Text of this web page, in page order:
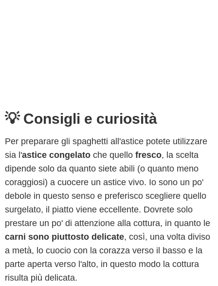
💡 Consigli e curiosità
Per preparare gli spaghetti all'astice potete utilizzare
sia l'astice congelato che quello fresco, la scelta
dipende solo da quanto siete abili (o quanto meno
coraggiosi) a cuocere un astice vivo. Io sono un po'
debole in questo senso e preferisco scegliere quello
surgelato, il piatto viene eccellente. Dovrete solo
prestare un po' di attenzione alla cottura, in quanto le
carni sono piuttosto delicate, così, una volta diviso
a metà, lo cuocio con la corazza verso il basso e la
parte aperta verso l'alto, in questo modo la cottura
risulta più delicata.